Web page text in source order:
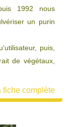
1992 nous
un purin
puis,
de végétaux,
fiche complète